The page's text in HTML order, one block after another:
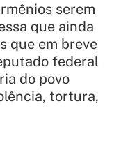
serem
que ainda
que em breve
federal
do povo
tortura,